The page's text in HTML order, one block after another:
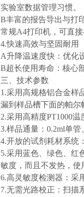
实验室数据管理习惯。
B丰富的报告导出与打
常规A4打印机，可直
4.快速高效与坚固耐用
A升降温速度快：优化
B超长使用寿命：核心
三、技术参数
1.采用高规格铝合金样
漏到样品槽下面的帕
2.采用高精度PT1000
3.样品通量：0.2ml单管
4.开放的试剂耗材系统
5.采用蓝色、绿色、红
敏度，而且不发热，
6.高灵敏度检测器：采
7.无需光路校正：扫描